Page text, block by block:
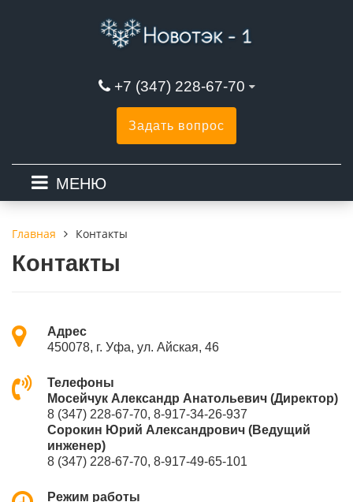
+7 (347) 228-67-70
Задать вопрос
МЕНЮ
Главная Контакты
Контакты
Адрес
450078, г. Уфа, ул. Айская, 46
Телефоны
Мосейчук Александр Анатольевич (Директор)
8 (347) 228-67-70, 8-917-34-26-937
Сорокин Юрий Александрович (Ведущий
инженер)
8 (347) 228-67-70, 8-917-49-65-101
Режим работы